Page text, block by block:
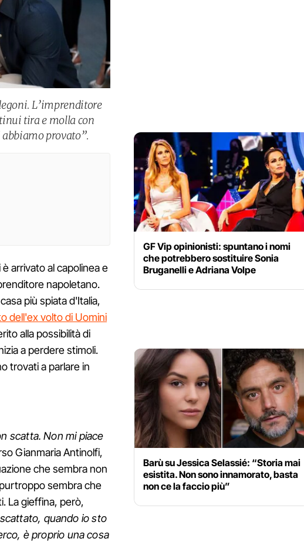
L’imprenditore
tira e molla con
provato”.
è arrivato al capolinea e
napoletano.
più spiata d'Italia,
dell'ex volto di Uomini
alla possibilità di
a perdere stimoli.
trovati a parlare in
scatta. Non mi piace
Gianmaria Antinolfi,
che sembra non
sembra che
La gieffina, però,
quando io sto
è proprio una cosa
GF Vip opinionisti: spuntano i nomi
che potrebbero sostituire Sonia
Bruganelli e Adriana Volpe
Barù su Jessica Selassié: “Storia mai
esistita. Non sono innamorato, basta
non ce la faccio più”